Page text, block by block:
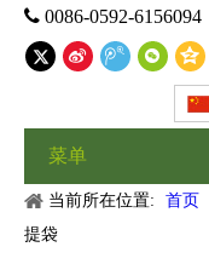
 0086-0592-6156094
菜单
当前所在位置: 首页
提袋